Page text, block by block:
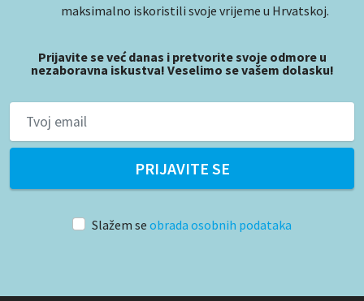
maksimalno iskoristili svoje vrijeme u Hrvatskoj.
Prijavite se već danas i pretvorite svoje odmore u
nezaboravna iskustva! Veselimo se vašem dolasku!
PRIJAVITE SE
Slažem se obrada osobnih podataka